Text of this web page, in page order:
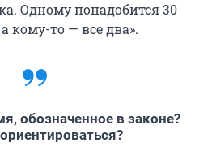
Одному понадобится 30
кому-то — все два».
обозначенное в законе?